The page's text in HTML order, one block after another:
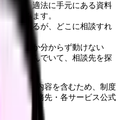
など、適法に手元にある資料
く進みます。
疑われるが、どこに相談すれ
かどうか分からず動けない
トに悩んでいて、相談先を探
影響する内容を含むため、制度
機関・勤務先・各サービス公式
い。